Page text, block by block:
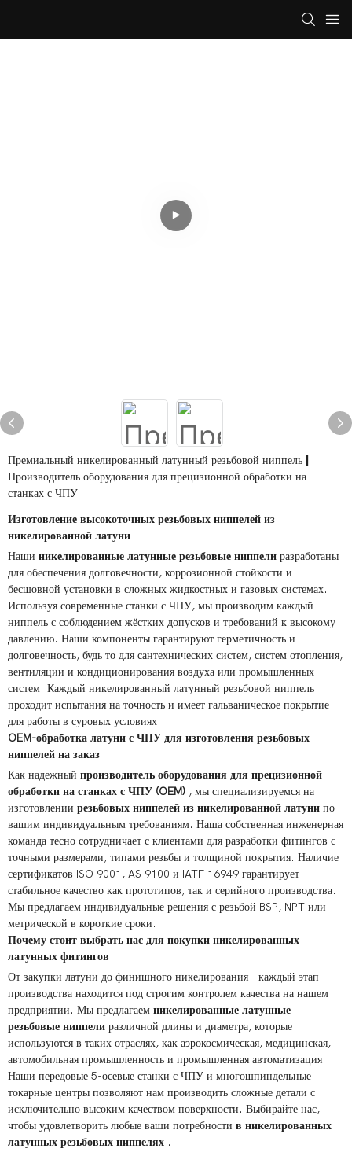
Премиальный никелированный латунный резьбовой ниппель |
Производитель оборудования для прецизионной обработки на
станках с ЧПУ
Изготовление высокоточных резьбовых ниппелей из
никелированной латуни
Наши никелированные латунные резьбовые ниппели разработаны
для обеспечения долговечности, коррозионной стойкости и
бесшовной установки в сложных жидкостных и газовых системах.
Используя современные станки с ЧПУ, мы производим каждый
ниппель с соблюдением жёстких допусков и требований к высокому
давлению. Наши компоненты гарантируют герметичность и
долговечность, будь то для сантехнических систем, систем отопления,
вентиляции и кондиционирования воздуха или промышленных
систем. Каждый никелированный латунный резьбовой ниппель
проходит испытания на точность и имеет гальваническое покрытие
для работы в суровых условиях.
OEM-обработка латуни с ЧПУ для изготовления резьбовых
ниппелей на заказ
Как надежный производитель оборудования для прецизионной
обработки на станках с ЧПУ (OEM) , мы специализируемся на
изготовлении резьбовых ниппелей из никелированной латуни по
вашим индивидуальным требованиям. Наша собственная инженерная
команда тесно сотрудничает с клиентами для разработки фитингов с
точными размерами, типами резьбы и толщиной покрытия. Наличие
сертификатов ISO 9001, AS 9100 и IATF 16949 гарантирует
стабильное качество как прототипов, так и серийного производства.
Мы предлагаем индивидуальные решения с резьбой BSP, NPT или
метрической в ​​короткие сроки.
Почему стоит выбрать нас для покупки никелированных
латунных фитингов
От закупки латуни до финишного никелирования – каждый этап
производства находится под строгим контролем качества на нашем
предприятии. Мы предлагаем никелированные латунные
резьбовые ниппели различной длины и диаметра, которые
используются в таких отраслях, как аэрокосмическая, медицинская,
автомобильная промышленность и промышленная автоматизация.
Наши передовые 5-осевые станки с ЧПУ и многошпиндельные
токарные центры позволяют нам производить сложные детали с
исключительно высоким качеством поверхности. Выбирайте нас,
чтобы удовлетворить любые ваши потребности в никелированных
латунных резьбовых ниппелях .